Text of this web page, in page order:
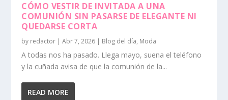
CÓMO VESTIR DE INVITADA A UNA
COMUNIÓN SIN PASARSE DE ELEGANTE NI
QUEDARSE CORTA
by redactor |Abr 7, 2026 | Blog del día, Moda
A todas nos ha pasado. Llega mayo, suena el teléfono
y la cuñada avisa de que la comunión de la...
READ MORE